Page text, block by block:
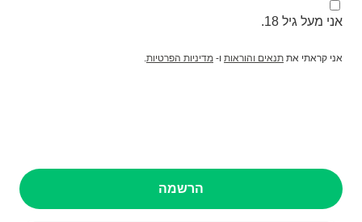
אני מעל גיל 18.
אני קראתי את תנאים והוראות ו- מדיניות הפרטיות.
הרשמה